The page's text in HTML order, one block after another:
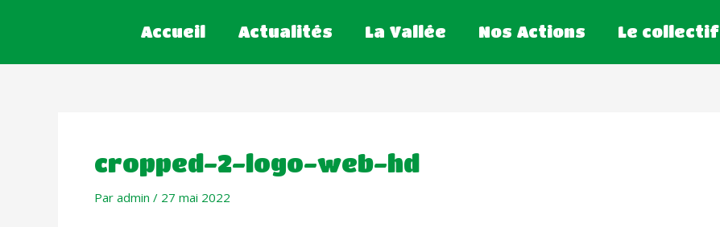
Accueil Actualités La Vallée Nos Actions Le collectif
cropped-2-logo-web-hd
Par admin / 27 mai 2022